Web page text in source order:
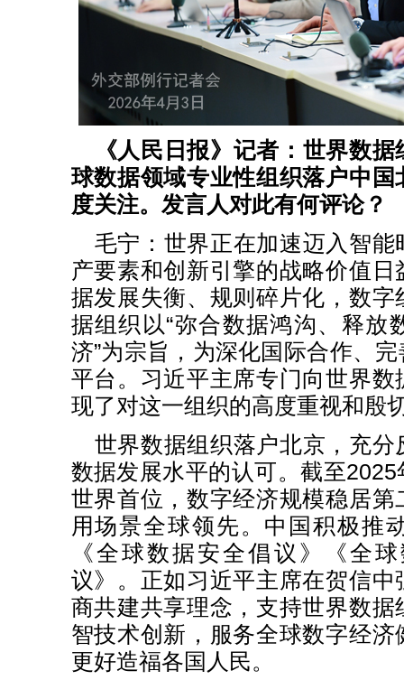
《人民日报》记者：世界数
球数据领域专业性组织落户中
度关注。发言人对此有何评论？
毛宁：世界正在加速迈入智
产要素和创新引擎的战略价值
据发展失衡、规则碎片化，数
据组织以“弥合数据鸿沟、释放
济”为宗旨，为深化国际合作、
平台。习近平主席专门向世界
现了对这一组织的高度重视和殷
世界数据组织落户北京，充
数据发展水平的认可。截至
世界首位，数字经济规模稳居
用场景全球领先。中国积极推
《全球数据安全倡议》《全
议》。正如习近平主席在贺信
商共建共享理念，支持世界数
智技术创新，服务全球数字经
更好造福各国人民。